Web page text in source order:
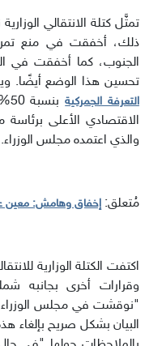
ذلك، أخفقت في منع
الجنوب، كما أخفقت في
تحسين هذا الوضع أيضًا.
التعرفة الجمركية
الاقتصادي الأعلى
والذي اعتمده مجلس الوزراء.
مُتعلق: إخفاق وهامش: معين
اكتفت الكتلة الوزارية
وقرارات أخرى بجانبه
"نوقشت في مجلس الوزراء
البيان بشكل صريح بإلغاء